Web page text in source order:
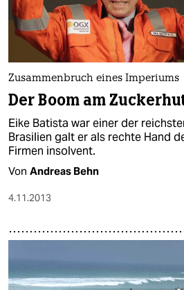
Zusammenbruch eines Imperiums
Der Boom am
Eike Batista war einer der
Brasilien galt er als rechte Hand
Firmen insolvent.
Von Andreas Behn
4.11.2013